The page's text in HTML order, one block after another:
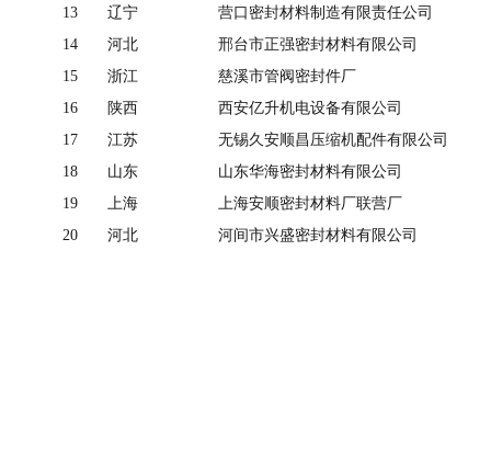
13
辽宁
营口密封材料制造有限责任公司
14
河北
邢台市正强密封材料有限公司
15
浙江
慈溪市管阀密封件厂
16
陕西
西安亿升机电设备有限公司
17
江苏
无锡久安顺昌压缩机配件有限公司
18
山东
山东华海密封材料有限公司
19
上海
上海安顺密封材料厂联营厂
20
河北 河间市兴盛密封材料有限公司